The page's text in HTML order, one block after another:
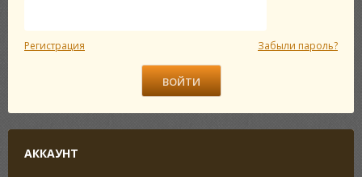
Регистрация Забыли пароль?
АККАУНТ